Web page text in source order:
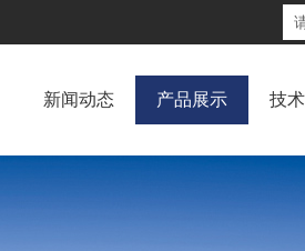
新闻动态 产品展示 技